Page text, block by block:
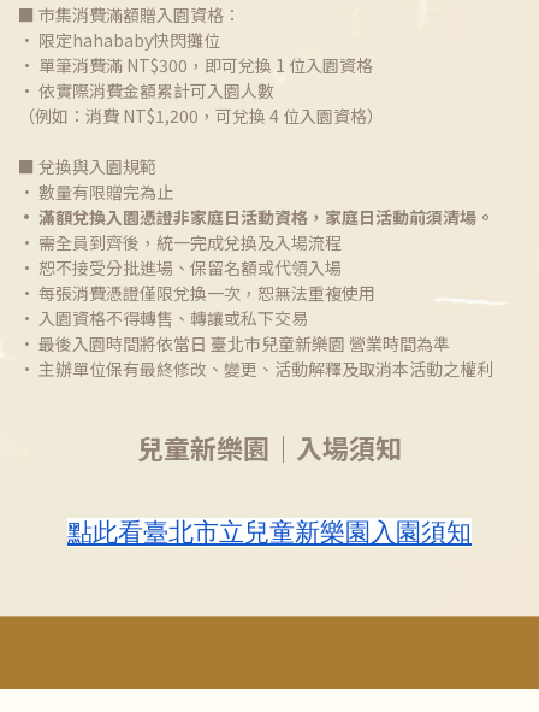
■ 市集消費滿額贈入園資格：
• 限定hahababy快閃攤位
• 單筆消費滿 NT$300，即可兌換 1 位入園資格
• 依實際消費金額累計可入園人數
（例如：消費 NT$1,200，可兌換 4 位入園資格）
■ 兌換與入園規範
​• 數量有限贈完為止
​• 滿額兌換入園憑證非家庭日活動資格，家庭日活動前須清場。
• 需全員到齊後，統一完成兌換及入場流程
• 恕不接受分批進場、保留名額或代領入場
• 每張消費憑證僅限兌換一次，恕無法重複使用
• 入園資格不得轉售、轉讓或私下交易
• 最後入園時間將依當日 臺北市兒童新樂園 營業時間為準
• 主辦單位保有最終修改、變更、活動解釋及取消本活動之權利
兒童新樂園｜入場須知
點此看臺北市立兒童新樂園入園須知